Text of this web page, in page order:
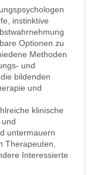
instinktive
Optionen zu
Methoden
und
bildenden
und
klinische
untermauern
Therapeuten,
Interessierte